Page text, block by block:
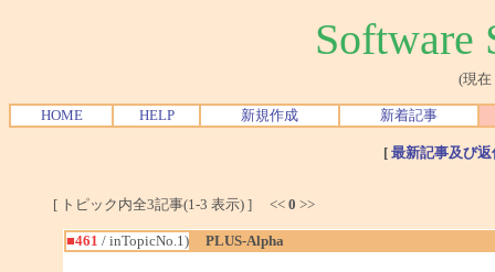
Software
(現在
HOME HELP 新規作成 新着記事
[ 最新記事及び
[ トピック内全3記事(1-3 表示) ] << 0 >>
■461 / inTopicNo.1) PLUS-Alpha